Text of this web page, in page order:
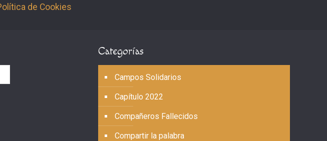
de Cookies
Categorías
Campos Solidarios
Capítulo 2022
Compañeros Fallecidos
Compartir la palabra